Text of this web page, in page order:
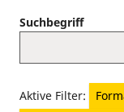
Suchbegriff
Aktive Filter: